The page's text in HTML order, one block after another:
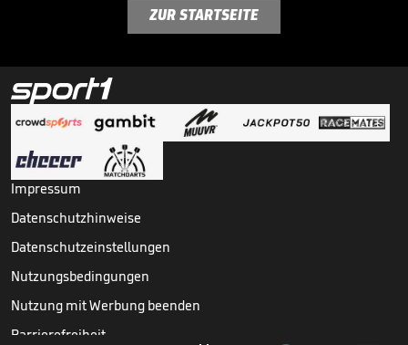
ZUR STARTSEITE
Impressum
Datenschutzhinweise
Datenschutzeinstellungen
Nutzungsbedingungen
Nutzung mit Werbung beenden
Barrierefreiheit